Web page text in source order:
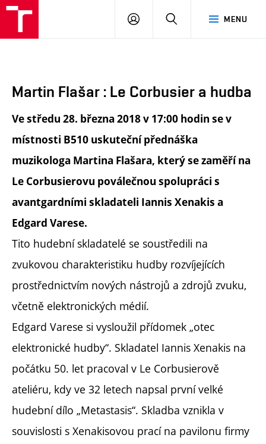
MENU
PŘIHLÁSIT
Martin Flašar : Le Corbusier a hudba
Ve středu 28. března 2018 v 17:00 hodin se v
místnosti B510 uskuteční přednáška
muzikologa Martina Flašara, který se zaměří na
Le Corbusierovu poválečnou spolupráci s
avantgardními skladateli Iannis Xenakis a
Edgard Varese.
Tito hudební skladatelé se soustředili na
zvukovou charakteristiku hudby rozvíjejících
prostřednictvím nových nástrojů a zdrojů zvuku,
včetně elektronických médií.
Edgard Varese si vysloužil přídomek „otec
elektronické hudby“. Skladatel Iannis Xenakis na
počátku 50. let pracoval v Le Corbusierově
ateliéru, kdy ve 32 letech napsal první velké
hudební dílo „Metastasis“. Skladba vznikla v
souvislosti s Xenakisovou prací na pavilonu firmy